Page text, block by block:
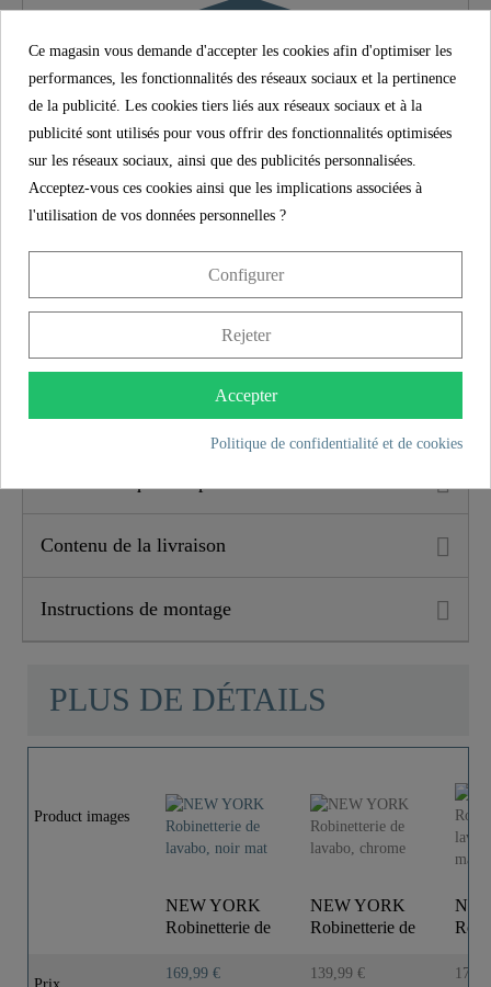
Type De Connexion Haute Pression
Poids
Largeur 4,8 Cm
Longueur 17,0 Cm
5 ans de garantie
Avec la garantie du fabricant SCHÜTTE de 5 ans
(conformément aux conditions de garantie), la sécurité et la
contraignante souligne l'engagement pour la confiance et la
qualité à chaque achat.
Contenu de la livraison
Instructions de montage
PLUS DE DÉTAILS
Product images
NEW YORK
Robinetterie de
mat
NEW YORK
Robinetterie de
169,99 €
139,99 €
Ce magasin vous demande d'accepter les cookies afin d'optimiser les
performances, les fonctionnalités des réseaux sociaux et la pertinence
de la publicité. Les cookies tiers liés aux réseaux sociaux et à la
publicité sont utilisés pour vous offrir des fonctionnalités optimisées
sur les réseaux sociaux, ainsi que des publicités personnalisées.
Acceptez-vous ces cookies ainsi que les implications associées à
l'utilisation de vos données personnelles ?
Configurer
Rejeter
Accepter
Politique de confidentialité et de cookies